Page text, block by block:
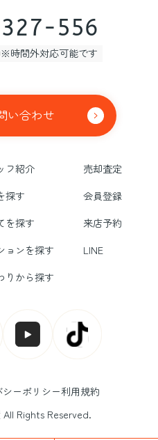
556
時間外対応可能です
い合わせ
フ紹介
売却査定
探す
会員登録
を探す
来店予約
ョンを探す
LINE
りから探す
ーポリシー利用規約
Rights Reserved.